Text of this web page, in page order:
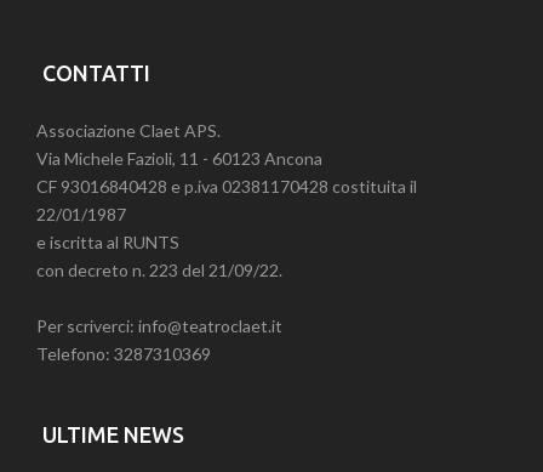
CONTATTI
Associazione Claet APS.
Via Michele Fazioli, 11 - 60123 Ancona
CF 93016840428 e p.iva 02381170428 costituita il
22/01/1987
e iscritta al RUNTS
con decreto n. 223 del 21/09/22.
Per scriverci: info@teatroclaet.it
Telefono: 3287310369
ULTIME NEWS